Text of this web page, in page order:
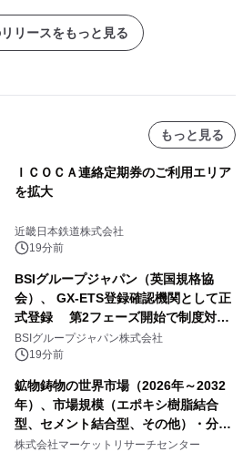
リースをもっと見る
もっと見る
ＩＣＯＣＡ連絡定期券のご利用エリア
を拡大
近畿日本鉄道株式会社
19分前
BSIグループジャパン（英国規格協
会）、 GX-ETS登録確認機関として正
式登録 第2フェーズ開始で制度対応
が義務化、 企業の対応はどう変わるの
か？ 法的拘束力をもつGX-ETSの実
動画を公開中
BSIグループジャパン株式会社
19分前
鉱物鋳物の世界市場（2026年～2032
年）、市場規模（エポキシ樹脂結合
型、セメント結合型、その他）・分析
レポートを発表
株式会社マーケットリサーチセンター